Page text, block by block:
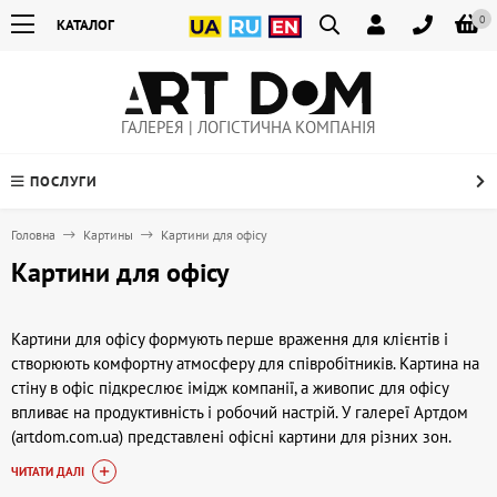
0
КАТАЛОГ
ГАЛЕРЕЯ | ЛОГІСТИЧНА КОМПАНІЯ
ПОСЛУГИ
Головна Картины Картини для офісу
Картини для офісу
Картини для офісу формують перше враження для клієнтів і
створюють комфортну атмосферу для співробітників. Картина на
стіну в офіс підкреслює імідж компанії, а живопис для офісу
впливає на продуктивність і робочий настрій. У галереї Артдом
(artdom.com.ua) представлені офісні картини для різних зон.
ЧИТАТИ ДАЛІ